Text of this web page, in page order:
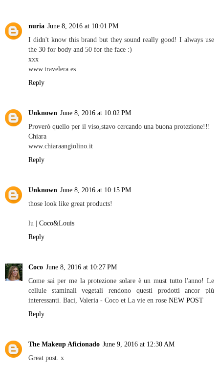
nuria June 8, 2016 at 10:01 PM
I didn't know this brand but they sound really good! I always use
the 30 for body and 50 for the face :)
xxx
www.travelera.es
Reply
Unknown June 8, 2016 at 10:02 PM
Proverò quello per il viso,stavo cercando una buona protezione!!!
Chiara
www.chiaraangiolino.it
Reply
Unknown June 8, 2016 at 10:15 PM
those look like great products!
lu | Coco&Louis
Reply
Coco June 8, 2016 at 10:27 PM
Come sai per me la protezione solare è un must tutto l'anno! Le
cellule staminali vegetali rendono questi prodotti ancor più
interessanti. Baci, Valeria - Coco et La vie en rose NEW POST
Reply
The Makeup Aficionado June 9, 2016 at 12:30 AM
Great post. x